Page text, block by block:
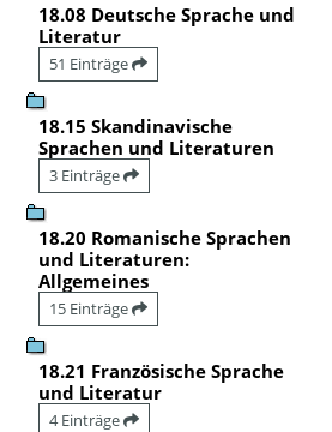
18.08 Deutsche Sprache und
Literatur
51 Einträge
18.15 Skandinavische
Sprachen und Literaturen
3 Einträge
18.20 Romanische Sprachen
und Literaturen:
Allgemeines
15 Einträge
18.21 Französische Sprache
und Literatur
4 Einträge